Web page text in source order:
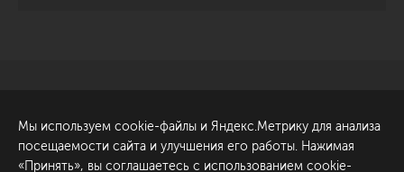
Обсудить проект
ул. Академика Павлова, 6
к1
Мы используем cookie-файлы и Яндекс.Метрику для анализа
посещаемости сайта и улучшения его работы. Нажимая
«Принять», вы соглашаетесь с использованием cookie-